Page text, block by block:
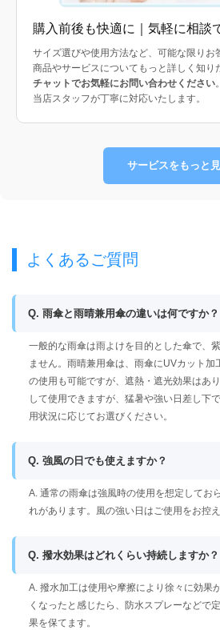
購入前後も快適に｜気軽に相談
サイズ選びや使用方法など、可能な限りお
商品やサービスについてもっと詳しく知り
チャットでお気軽にお問い合わせください。
当店スタッフが丁寧に対応いたします。
サービスをもっと
よくあるご質問
Q. 雨傘と雨晴兼用傘の違いは何ですか？
一般的な雨傘は雨よけを目的とした傘で、
ません。雨晴兼用傘は、雨傘にUVカット加
の使用も可能ですが、遮熱・遮光効果はあ
して使用できますが、猛暑や強い日差し下
用状況に応じてお選びください。
Q. 強風の日でも使えますか？
A. 通常の雨傘は強風時の使用を想定してお
れがあります。風の強い日はご使用をお控え
Q. 撥水効果はどれくらい持続しますか？
A. 撥水加工は使用や摩擦により徐々に効果
くなったと感じたら、防水スプレーなどで
果を保てます。